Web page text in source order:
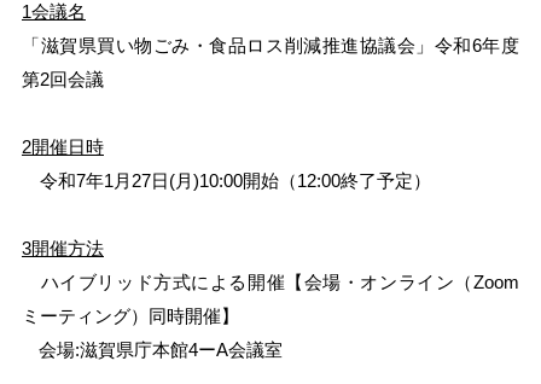
1会議名
「滋賀県買い物ごみ・食品ロス削減推進協議会」令和6年度
第2回会議
2開催日時
令和7年1月27日(月)10:00開始（12:00終了予定）
3開催方法
ハイブリッド方式による開催【会場・オンライン（Zoom
ミーティング）同時開催】
会場:滋賀県庁本館4ーA会議室